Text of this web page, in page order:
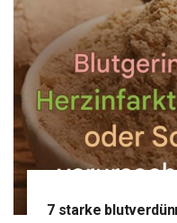
7 starke